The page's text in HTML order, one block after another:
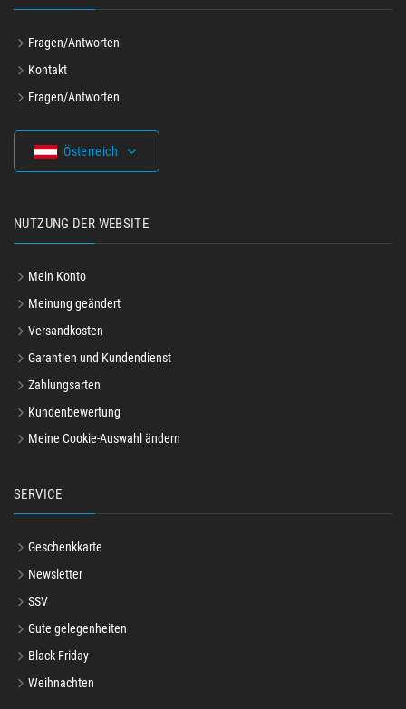
Fragen/Antworten
Kontakt
Fragen/Antworten
Österreich
NUTZUNG DER WEBSITE
Mein Konto
Meinung geändert
Versandkosten
Garantien und Kundendienst
Zahlungsarten
Kundenbewertung
Meine Cookie-Auswahl ändern
SERVICE
Geschenkkarte
Newsletter
SSV
Gute gelegenheiten
Black Friday
Weihnachten